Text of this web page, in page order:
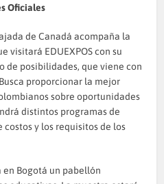
Oficiales
de Canadá acompaña la
visitará EDUEXPOS con su
de posibilidades, que viene con
proporcionar la mejor
sobre oportunidades
distintos programas de
y los requisitos de los
Bogotá un pabellón